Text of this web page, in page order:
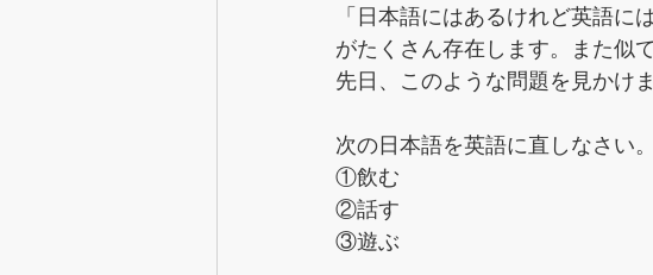
「日本語にはあるけれど英語
がたくさん存在します。また似
先日、このような問題を見かけ
次の日本語を英語に直しなさい。
①飲む
②話す
③遊ぶ